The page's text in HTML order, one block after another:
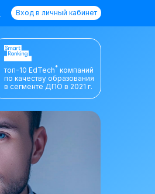
Вход в личный кабинет
топ-10 EdTech* компаний
по качеству образования
в сегменте ДПО в 2021 г.